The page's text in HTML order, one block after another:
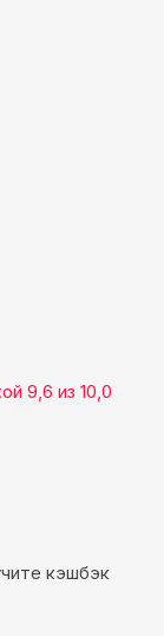
9,6 из 10,0
кэшбэк